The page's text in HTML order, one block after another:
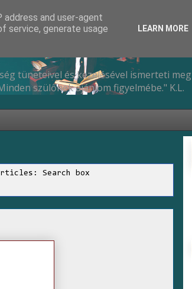
tüneteivel és kezelésével ismerteti meg
szülőnek ajánlom figyelmébe." K.L.
Search box
and user-agent
service, generate usage
LEARN MORE